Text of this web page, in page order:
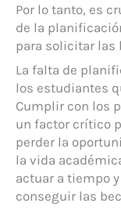
Por lo tanto, es
de la
para solicitar las
La falta de
los estudiantes
Cumplir con los
un factor crítico
perder la
la vida
actuar a tiempo
conseguir las